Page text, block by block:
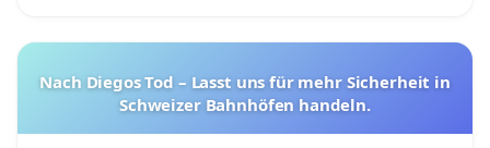
Nach Diegos Tod – Lasst uns für mehr Sicherheit in
Schweizer Bahnhöfen handeln.